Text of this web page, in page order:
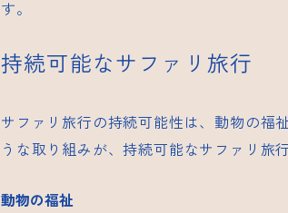
す。
持続可能なサファリ旅行
サファリ旅行の持続可能性は、動物の福
うな取り組みが、持続可能なサファリ旅
動物の福祉